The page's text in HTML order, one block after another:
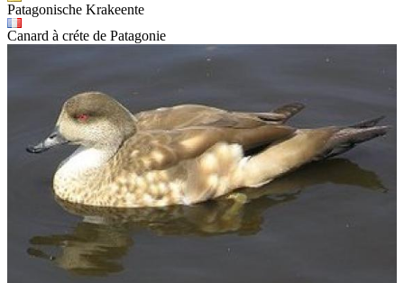
Patagonische Krakeente
Canard à créte de Patagonie